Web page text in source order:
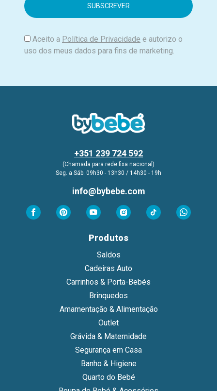
i
Aceito a Política de Privacidade e autorizo o
uso dos meus dados para fins de marketing.
+351 239 724 592
(Chamada para rede fixa nacional)
Seg. a Sáb. 09h30 - 13h30 / 14h30 - 19h
info@bybebe.com
Produtos
Saldos
Cadeiras Auto
Carrinhos & Porta-Bebés
Brinquedos
Amamentação & Alimentação
Outlet
Grávida & Maternidade
Segurança em Casa
Banho & Higiene
Quarto do Bebé